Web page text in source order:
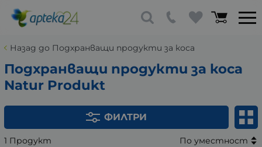
Назад до Подхранващи продукти за коса
Подхранващи продукти за коса
Natur Produkt
ФИЛТРИ
1 Продукт По уместност